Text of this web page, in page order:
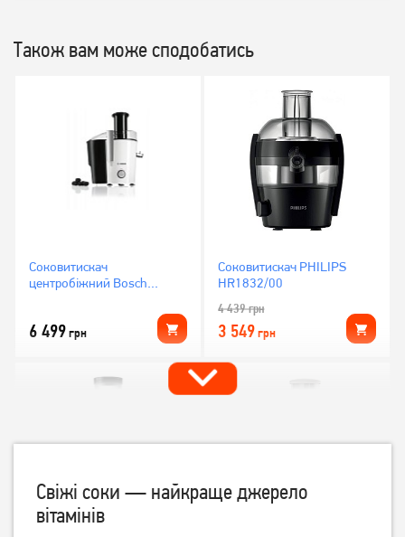
Також вам може сподобатись
Соковитискач
центробіжний Bosch
6 499грн
Соковитискач PHILIPS
HR1832/00
4 439грн
3 549грн
Свіжі соки — найкраще джерело
вітамінів